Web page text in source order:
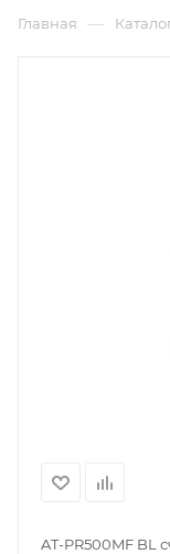
Главная —
AT-PR500MF BL